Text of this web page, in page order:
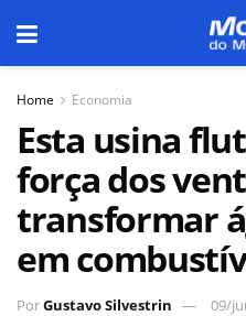
Home Economia
Esta usina
força dos
transformar
em
PorGustavo Silvestrin 09/